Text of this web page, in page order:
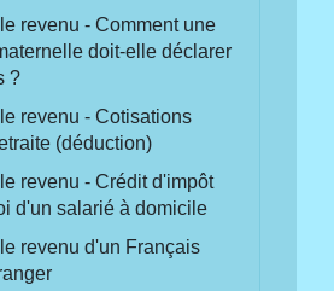
le revenu - Comment une
doit-elle déclarer
?
le revenu - Cotisations
(déduction)
le revenu - Crédit d'impôt
d'un salarié à domicile
le revenu d'un Français